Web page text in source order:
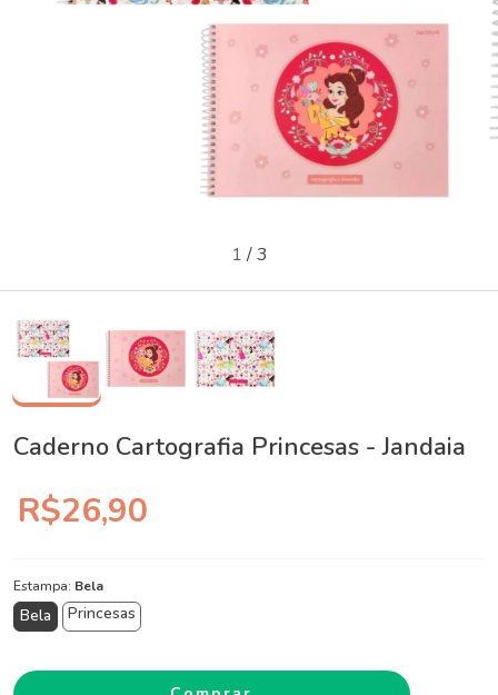
1 /3
Caderno Cartografia Princesas - Jandaia
R$26,90
Estampa: Bela
Bela Princesas